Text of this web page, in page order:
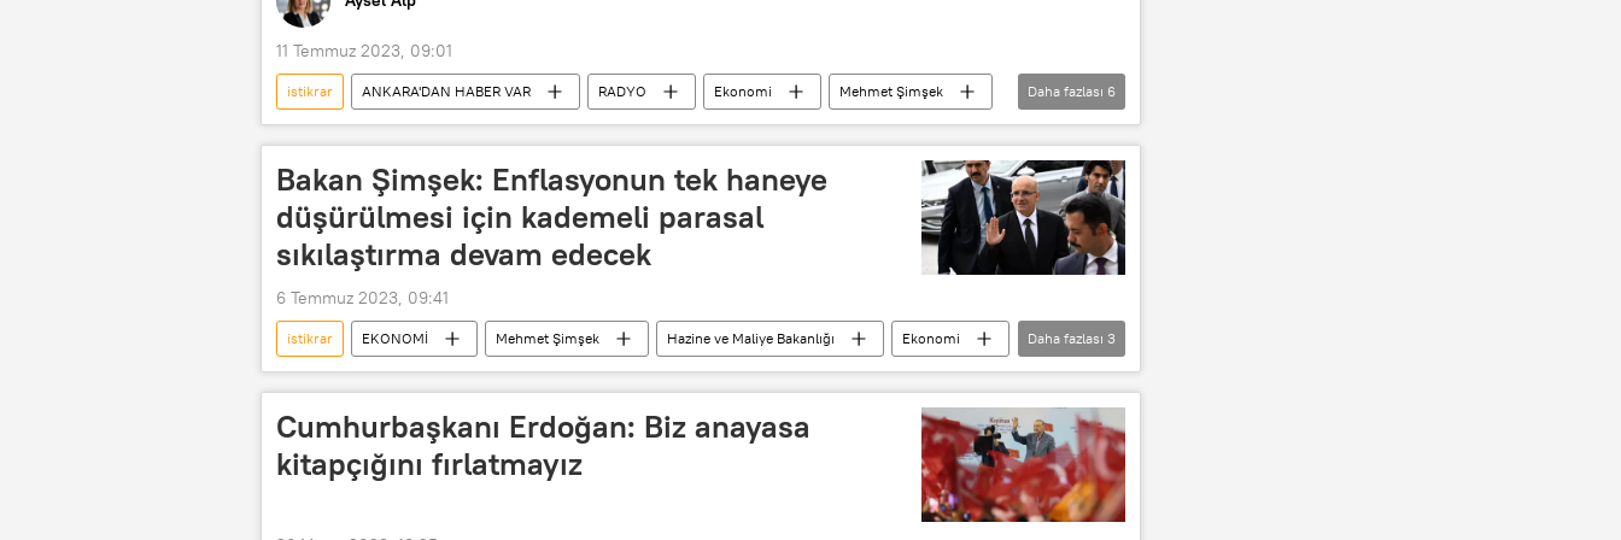
11 Temmuz 2023, 09:01
istikrar ANKARA'DAN HABER VAR RADYO Ekonomi
Mehmet Şimşek
IMF
Sel Heyelan Karadeniz Finans finans sektörü
Daha fazlası 6
Bakan Şimşek: Enflasyonun tek haneye
düşürülmesi için kademeli parasal
sıkılaştırma devam edecek
6 Temmuz 2023, 09:41
istikrar EKONOMİ Mehmet Şimşek Hazine ve Maliye Bakanlığı
Ekonomi
Enflasyon
Faiz faiz artırımı
Daha fazlası 3
Cumhurbaşkanı Erdoğan: Biz anayasa
kitapçığını fırlatmayız